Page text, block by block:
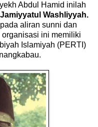
Abdul Hamid inilah
Jamiyyatul Washliyyah.
aliran sunni dan
ini memiliki
Islamiyah (PERTI)